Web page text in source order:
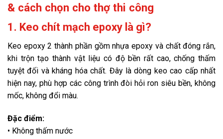
& cách chọn cho thợ thi công
1. Keo chít mạch epoxy là gì?
Keo epoxy 2 thành phần gồm nhựa epoxy và chất đóng rắn,
khi trộn tạo thành vật liệu có độ bền rất cao, chống thấm
tuyệt đối và kháng hóa chất. Đây là dòng keo cao cấp nhất
hiện nay, phù hợp các công trình đòi hỏi ron siêu bền, không
mốc, không đổi màu.
Đặc điểm:
• Không thấm nước